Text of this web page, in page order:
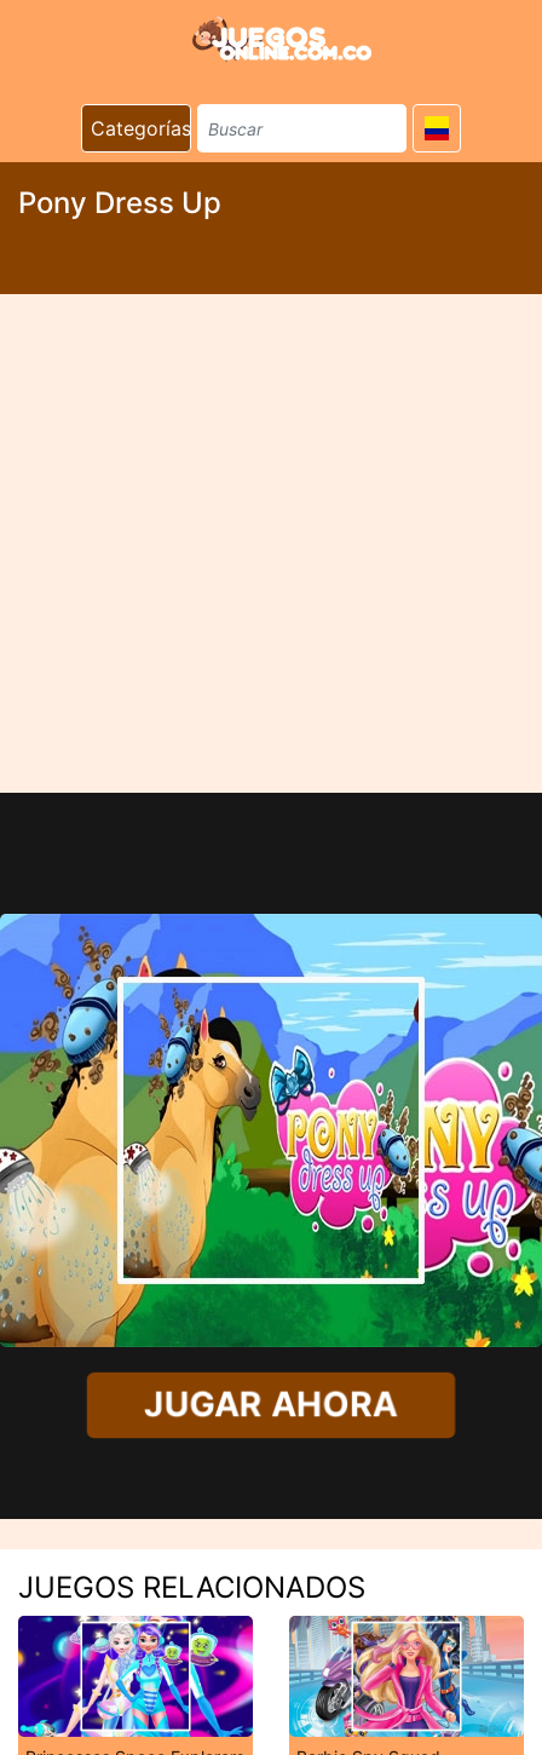
Categorías
Pony Dress Up
JUGAR AHORA
JUEGOS RELACIONADOS